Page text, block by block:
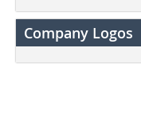
Company Logos